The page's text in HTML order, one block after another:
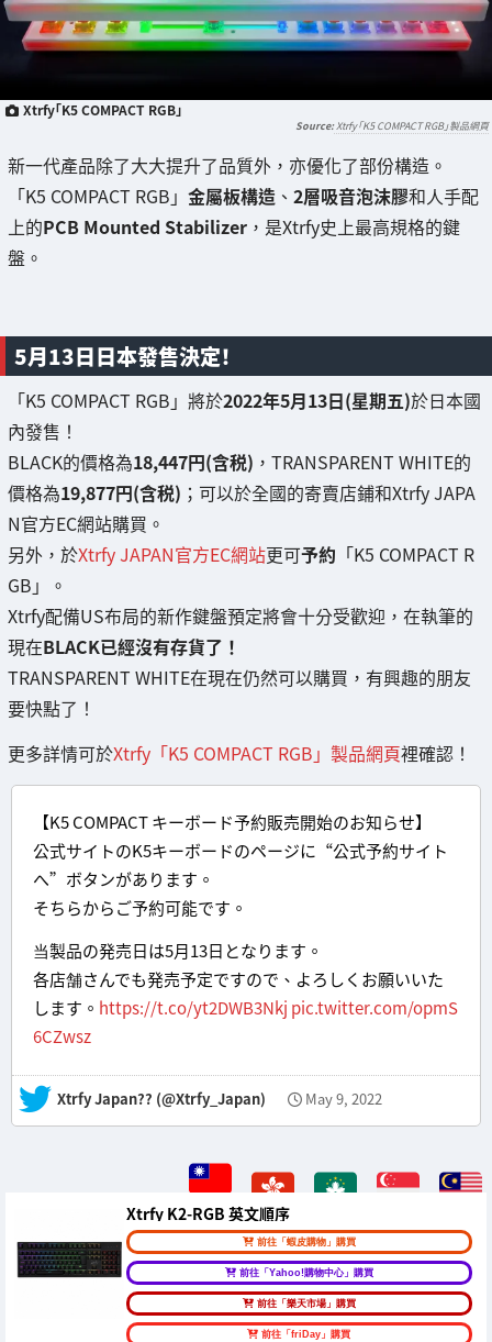
Xtrfy「K5 COMPACT RGB」
Xtrfy「K5 COMPACT RGB」製品網頁
新一代產品除了大大提升了品質外，亦優化了部份構造。
「K5 COMPACT RGB」 金屬板構造 、 2層吸音泡沫膠和人手配
上的PCB Mounted Stabilizer ，是Xtrfy史上最高規格的鍵
盤。
5月13日日本發售決定！
「K5 COMPACT RGB」將於2022年5月13日(星期五)於日本國
內發售！
BLACK的價格為18,447円(含税) ，TRANSPARENT WHITE的
價格為19,877円(含税) ；可以於全國的寄賣店鋪和Xtrfy JAPA
N官方EC網站購買。
另外，於Xtrfy JAPAN官方EC網站更可予約 「K5 COMPACT R
GB」。
Xtrfy配備US布局的新作鍵盤預定將會十分受歡迎，在執筆的
現在BLACK已經沒有存貨了！
TRANSPARENT WHITE在現在仍然可以購買，有興趣的朋友
要快點了！
更多詳情可於Xtrfy「K5 COMPACT RGB」製品網頁裡確認！
【K5 COMPACT キーボード予約販売開始のお知らせ】
公式サイトのK5キーボードのページに“公式予約サイト
へ”ボタンがあります。
そちらからご予約可能です。
当製品の発売日は5月13日となります。
各店舗さんでも発売予定ですので、よろしくお願いいた
します。 https://t.co/yt2DWB3Nkj pic.twitter.com/opmS
6CZwsz
— Xtrfy Japan?? (@Xtrfy_Japan) May 9, 2022
Xtrfy K2-RGB 英文順序
前往「蝦皮購物」購買
前往「Yahoo!購物中心」購買
前往「樂天市場」購買
前往「friDay」購買